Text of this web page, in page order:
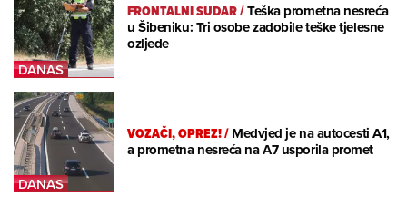
FRONTALNI SUDAR/Teška prometna nesreća
u Šibeniku: Tri osobe zadobile teške tjelesne
ozljede
VOZAČI, OPREZ!/Medvjed je na autocesti A1,
a prometna nesreća na A7 usporila promet